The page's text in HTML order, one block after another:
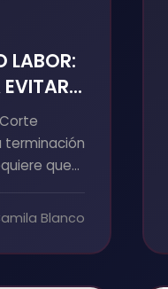
LABOR:
terminación
que
dio
invocar
por
Blanco